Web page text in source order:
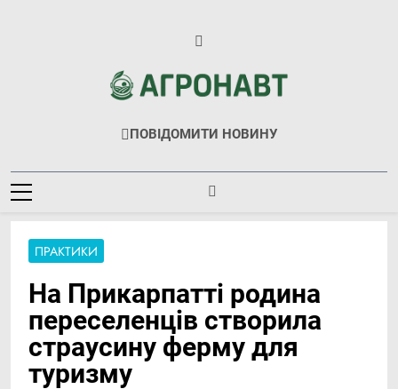
Агронавт
Новини Українського Агробізнесу
ПОВІДОМИТИ НОВИНУ
ПРАКТИКИ
На Прикарпатті родина
переселенців створила
страусину ферму для
туризму